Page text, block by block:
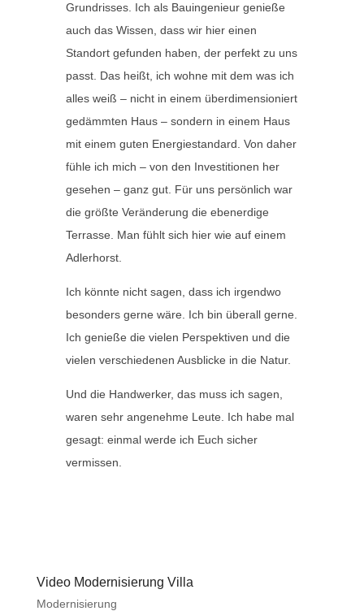
Grundrisses. Ich als Bauingenieur genieße
auch das Wissen, dass wir hier einen
Standort gefunden haben, der perfekt zu uns
passt. Das heißt, ich wohne mit dem was ich
alles weiß – nicht in einem überdimensioniert
gedämmten Haus – sondern in einem Haus
mit einem guten Energiestandard. Von daher
fühle ich mich – von den Investitionen her
gesehen – ganz gut. Für uns persönlich war
die größte Veränderung die ebenerdige
Terrasse. Man fühlt sich hier wie auf einem
Adlerhorst.
Ich könnte nicht sagen, dass ich irgendwo
besonders gerne wäre. Ich bin überall gerne.
Ich genieße die vielen Perspektiven und die
vielen verschiedenen Ausblicke in die Natur.
Und die Handwerker, das muss ich sagen,
waren sehr angenehme Leute. Ich habe mal
gesagt: einmal werde ich Euch sicher
vermissen.
Video Modernisierung Villa
Modernisierung